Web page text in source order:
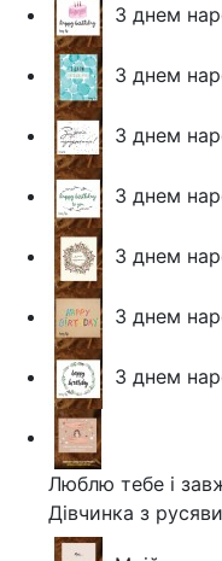
З днем
З днем
З днем
З днем
З днем
З днем
З днем
Люблю тебе і
Дівчинка з